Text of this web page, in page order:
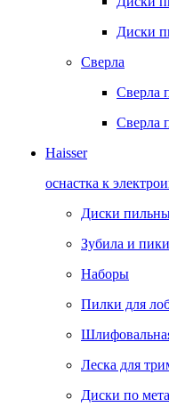
Диски
Сверла
Сверла
Сверла
Haisser
оснастка к
Диски
Зубила и
Наборы
Пилки для
Леска для
Диски по